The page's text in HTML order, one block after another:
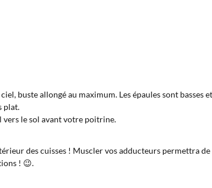
buste allongé au maximum. Les épaules sont basses
plat.
vers le sol avant votre poitrine.
des cuisses ! Muscler vos adducteurs permettra
! 😉.